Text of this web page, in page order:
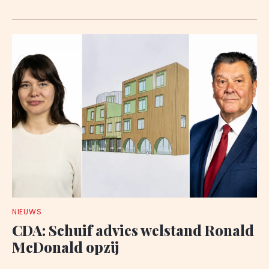
NIEUWS
CDA: Schuif advies welstand Ronald
McDonald opzij